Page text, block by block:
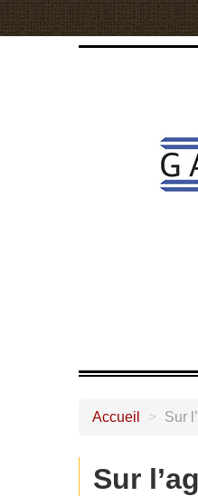
Accueil > Sur
Sur